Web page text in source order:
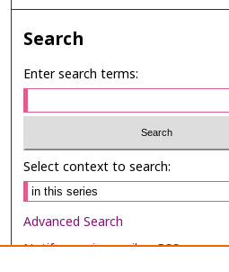
Search
Enter search terms:
Select context to search:
Advanced Search
Notify me via email orRSS